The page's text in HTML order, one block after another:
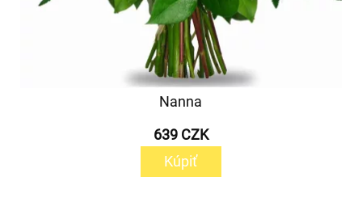
Nanna
639 CZK
Kúpiť